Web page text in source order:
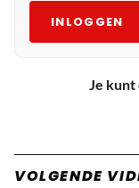
INLOGGEN
Je kunt
VOLGENDE